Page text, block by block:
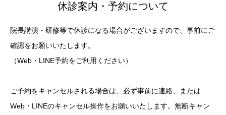
休診案内・予約について
院長講演・研修等で休診になる場合がございますので、事前にご
確認をお願いいたします。
（Web・LINE予約をご利用ください）
ご予約をキャンセルされる場合は、必ず事前に連絡、または
Web・LINEのキャンセル操作をお願いいたします。無断キャン